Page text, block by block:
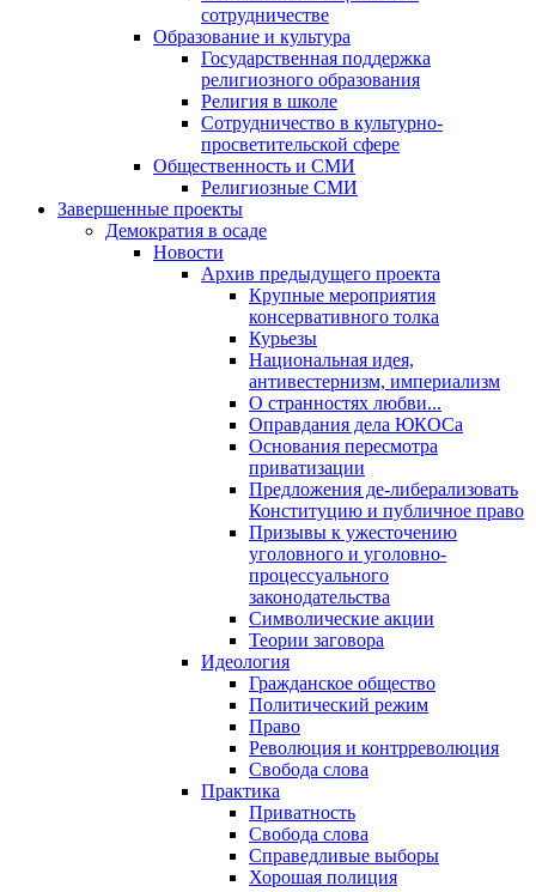
сотрудничестве
Образование и культура
Государственная поддержка
религиозного образования
Религия в школе
Сотрудничество в культурно-
просветительской сфере
Общественность и СМИ
Религиозные СМИ
Завершенные проекты
Демократия в осаде
Новости
Архив предыдущего проекта
Крупные мероприятия
консервативного толка
Курьезы
Национальная идея,
антивестернизм, империализм
О странностях любви...
Оправдания дела ЮКОСа
Основания пересмотра
приватизации
Предложения де-либерализовать
Конституцию и публичное право
Призывы к ужесточению
уголовного и уголовно-
процессуального
законодательства
Символические акции
Теории заговора
Идеология
Гражданское общество
Политический режим
Право
Революция и контрреволюция
Свобода слова
Практика
Приватность
Свобода слова
Справедливые выборы
Хорошая полиция